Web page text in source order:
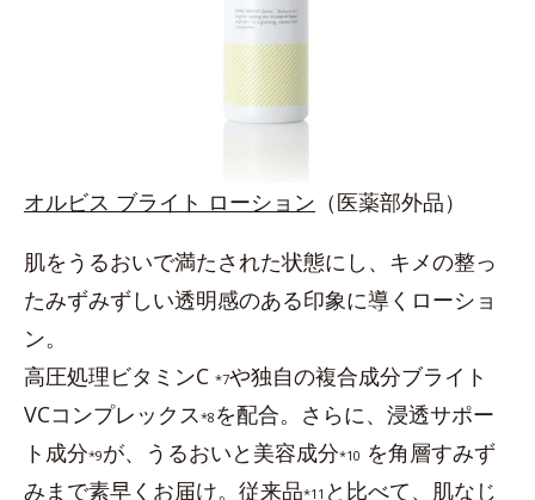
オルビス ブライト ローション （医薬部外品）
肌をうるおいで満たされた状態にし、キメの整っ
たみずみずしい透明感のある印象に導くローショ
ン。
高圧処理ビタミンC *7や独自の複合成分ブライト
VCコンプレックス*8 を配合。さらに、浸透サポー
ト成分*9が、うるおいと美容成分*10 を角層すみず
みまで素早くお届け。従来品*11 と比べて、肌なじ